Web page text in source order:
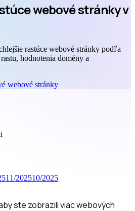
webové stránky v
rastúce webové stránky podľa
hodnotenia domény a
webové stránky
11/202510/2025
ste zobrazili viac webových